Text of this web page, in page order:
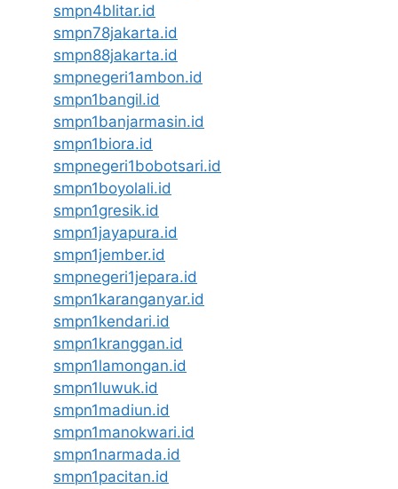
smpn4blitar.id
smpn78jakarta.id
smpn88jakarta.id
smpnegeri1ambon.id
smpn1bangil.id
smpn1banjarmasin.id
smpn1biora.id
smpnegeri1bobotsari.id
smpn1boyolali.id
smpn1gresik.id
smpn1jayapura.id
smpn1jember.id
smpnegeri1jepara.id
smpn1karanganyar.id
smpn1kendari.id
smpn1kranggan.id
smpn1lamongan.id
smpn1luwuk.id
smpn1madiun.id
smpn1manokwari.id
smpn1narmada.id
smpn1pacitan.id